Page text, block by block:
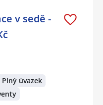
v sedě -
Plný úvazek